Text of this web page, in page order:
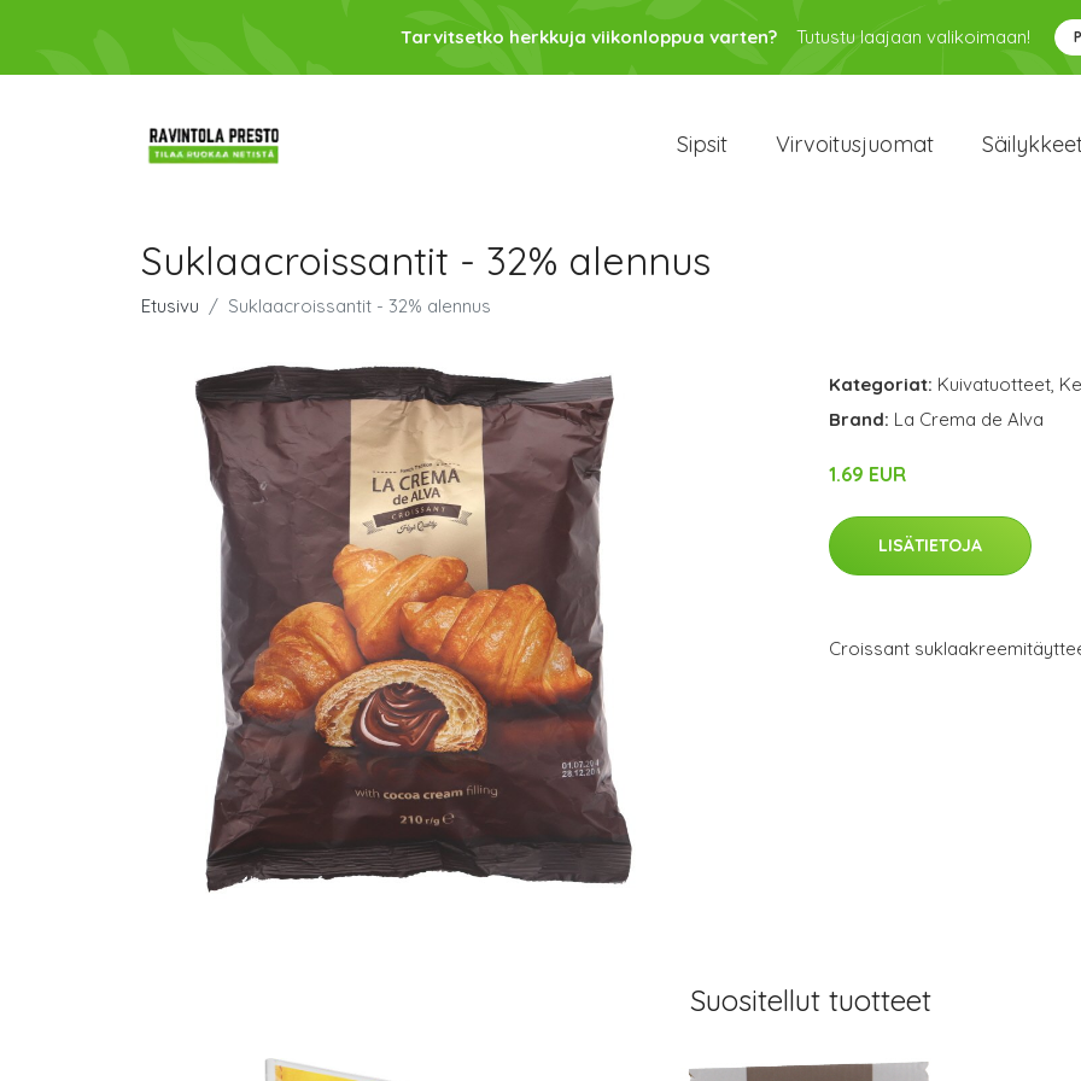
Tarvitsetko herkkuja viikonloppua varten? Tutustu laajaan valikoimaan!
Sipsit Virvoitusjuomat
Suklaacroissantit - 32% alennus
Etusivu Suklaacroissantit - 32% alennus
Kategoriat: Kuivatuotteet,
Brand: La Crema de Alva
1.69 EUR
LISÄTIETOJA
Croissant
Suositellut tuotteet